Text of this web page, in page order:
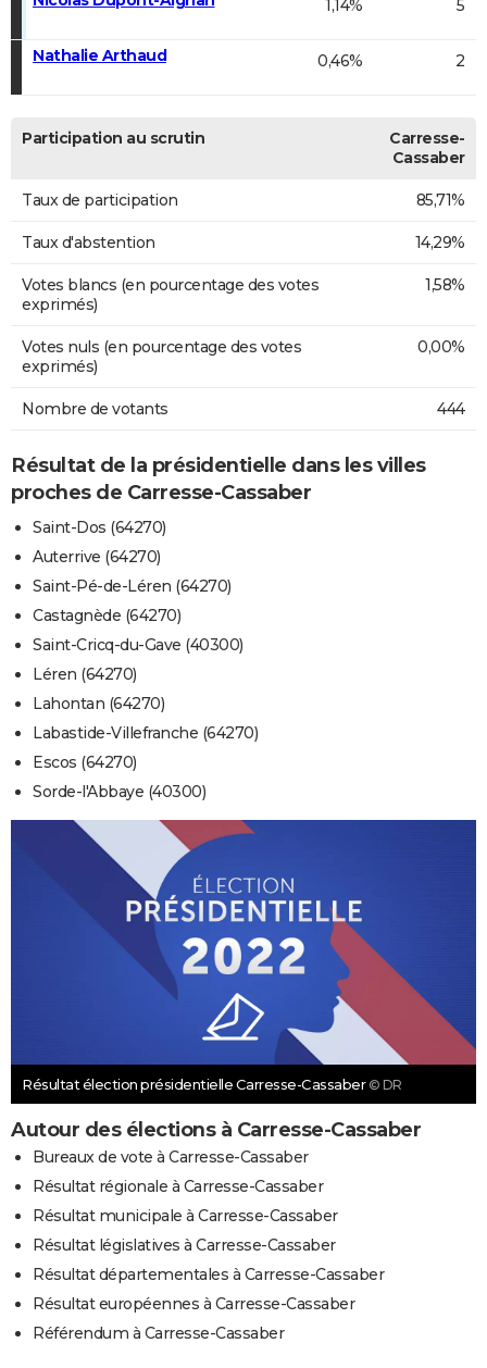
1,14% 5
Nathalie Arthaud 0,46% 2
Participation au scrutin
Carresse-
Cassaber
Taux de participation 85,71%
Taux d'abstention 14,29%
Votes blancs (en pourcentage des votes
exprimés)
1,58%
Votes nuls (en pourcentage des votes
exprimés)
0,00%
Nombre de votants 444
Résultat de la présidentielle dans les villes
proches de Carresse-Cassaber
Saint-Dos (64270)
Auterrive (64270)
Saint-Pé-de-Léren (64270)
Castagnède (64270)
Saint-Cricq-du-Gave (40300)
Léren (64270)
Lahontan (64270)
Labastide-Villefranche (64270)
Escos (64270)
Sorde-l'Abbaye (40300)
Résultat élection présidentielle Carresse-Cassaber © DR
Autour des élections à Carresse-Cassaber
Bureaux de vote à Carresse-Cassaber
Résultat régionale à Carresse-Cassaber
Résultat municipale à Carresse-Cassaber
Résultat législatives à Carresse-Cassaber
Résultat départementales à Carresse-Cassaber
Résultat européennes à Carresse-Cassaber
Référendum à Carresse-Cassaber